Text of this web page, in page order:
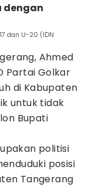
dengan
dan U-20 (IDN
Ahmed
Partai Golkar
di Kabupaten
untuk tidak
Bupati
politisi
posisi
Tangerang